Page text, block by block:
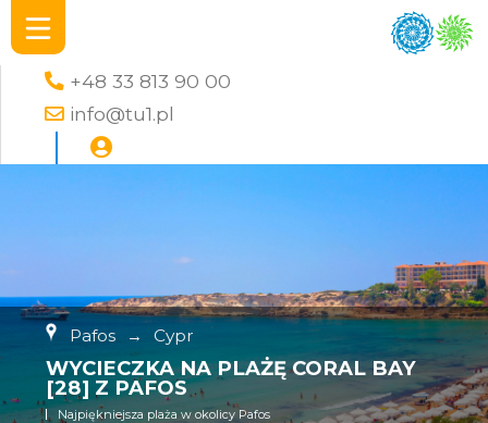
+48 33 813 90 00
info@tu1.pl
Pafos → Cypr
WYCIECZKA NA PLAŻĘ CORAL BAY
[28] Z PAFOS
Najpiękniejsza plaża w okolicy Pafos